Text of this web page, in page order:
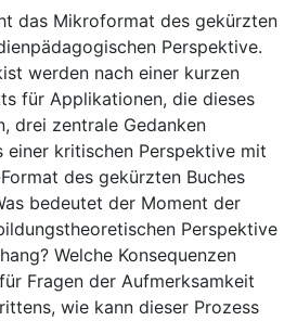
das Mikroformat des gekürzten
Perspektive.
werden nach einer kurzen
für Applikationen, die dieses
drei zentrale Gedanken
einer kritischen Perspektive mit
des gekürzten Buches
bedeutet der Moment der
Perspektive
Welche Konsequenzen
Fragen der Aufmerksamkeit
wie kann dieser Prozess